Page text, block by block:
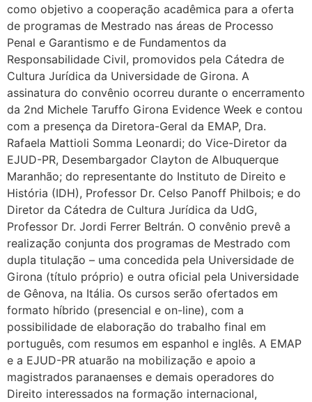
como objetivo a cooperação acadêmica para a oferta
de programas de Mestrado nas áreas de Processo
Penal e Garantismo e de Fundamentos da
Responsabilidade Civil, promovidos pela Cátedra de
Cultura Jurídica da Universidade de Girona. A
assinatura do convênio ocorreu durante o encerramento
da 2nd Michele Taruffo Girona Evidence Week e contou
com a presença da Diretora-Geral da EMAP, Dra.
Rafaela Mattioli Somma Leonardi; do Vice-Diretor da
EJUD-PR, Desembargador Clayton de Albuquerque
Maranhão; do representante do Instituto de Direito e
História (IDH), Professor Dr. Celso Panoff Philbois; e do
Diretor da Cátedra de Cultura Jurídica da UdG,
Professor Dr. Jordi Ferrer Beltrán. O convênio prevê a
realização conjunta dos programas de Mestrado com
dupla titulação – uma concedida pela Universidade de
Girona (título próprio) e outra oficial pela Universidade
de Gênova, na Itália. Os cursos serão ofertados em
formato híbrido (presencial e on-line), com a
possibilidade de elaboração do trabalho final em
português, com resumos em espanhol e inglês. A EMAP
e a EJUD-PR atuarão na mobilização e apoio a
magistrados paranaenses e demais operadores do
Direito interessados na formação internacional,